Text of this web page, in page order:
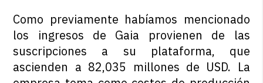
Como previamente habíamos mencionado
los ingresos de Gaia provienen de las
suscripciones a su plataforma, que
ascienden a 82,035 millones de USD. La